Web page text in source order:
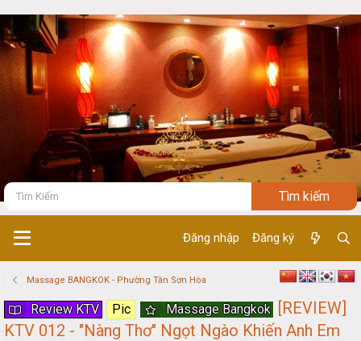
Đăng nhập Đăng ký
Massage BANGKOK - Phường Tân Sơn Hòa
Review KTV Pic Massage Bangkok [REVIEW]
KTV 012 - "Nàng Thơ" Ngọt Ngào Khiến Anh Em